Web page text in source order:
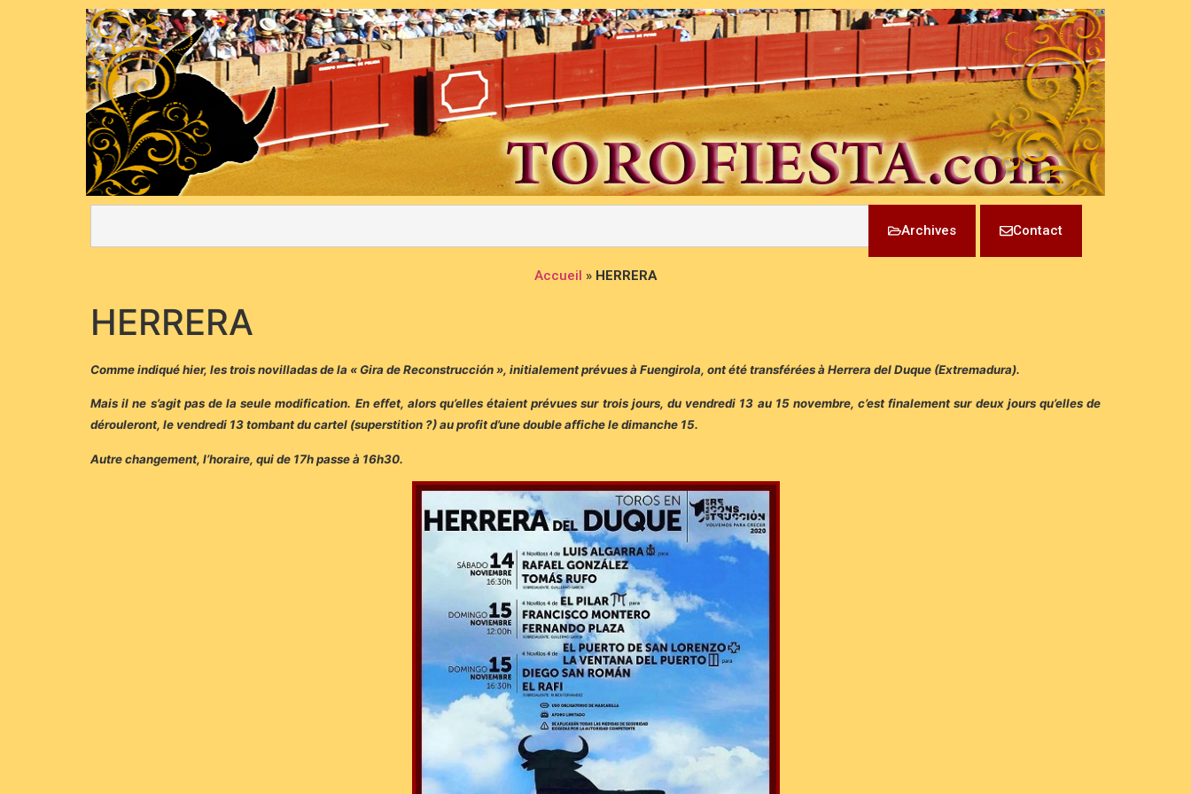
Archives Contact
Accueil » HERRERA
HERRERA
Comme indiqué hier, les trois novilladas de la « Gira de Reconstrucción », initialement prévues à Fuengirola, ont été transférées à Herrera del Duque (Extremadura).
Mais il ne s’agit pas de la seule modification. En effet, alors qu’elles étaient prévues sur trois jours, du vendredi 13 au 15 novembre, c’est finalement sur deux jours qu’elles de
dérouleront, le vendredi 13 tombant du cartel (superstition ?) au profit d’une double affiche le dimanche 15.
Autre changement, l’horaire, qui de 17h passe à 16h30.